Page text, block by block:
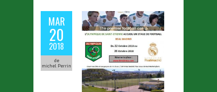
MAR
20
2018
de
michel Perrin